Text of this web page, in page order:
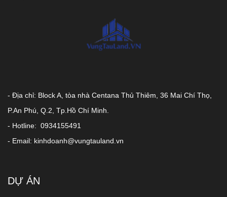
- Địa chỉ: Block A, tòa nhà Centana Thủ Thiêm, 36 Mai Chí Thọ,
P.An Phú, Q.2, Tp.Hồ Chí Minh.
- Hotline: 0934155491
- Email: kinhdoanh@vungtauland.vn
DỰ ÁN